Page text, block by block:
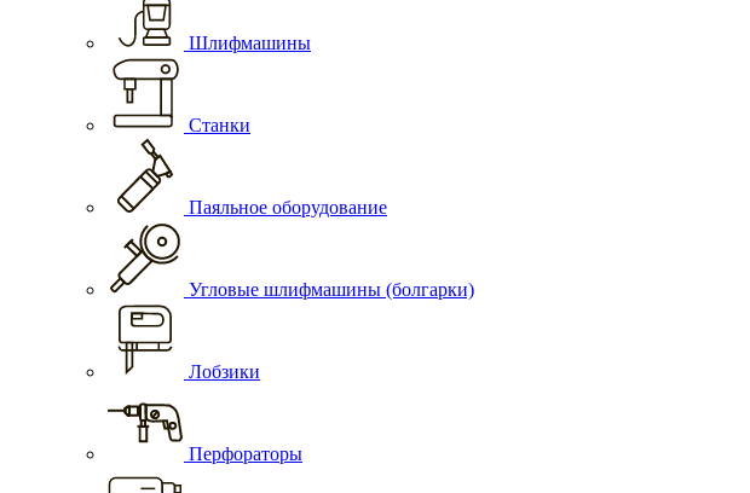
Шлифмашины
Станки
Паяльное оборудование
Угловые шлифмашины (болгарки)
Лобзики
Перфораторы